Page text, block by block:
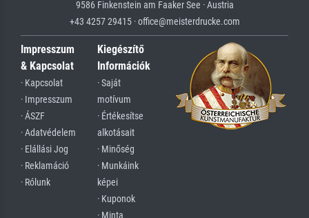
9586 Finkenstein am Faaker See · Austria
+43 4257 29415 · office@meisterdrucke.com
Impresszum
& Kapcsolat
· Kapcsolat
· Impresszum
· ÁSZF
· Adatvédelem
· Elállási Jog
· Reklamáció
· Rólunk
Kiegészítő
Információk
· Saját
motívum
· Értékesítse
alkotásait
· Minőség
· Munkáink
képei
· Kuponok
· Minta